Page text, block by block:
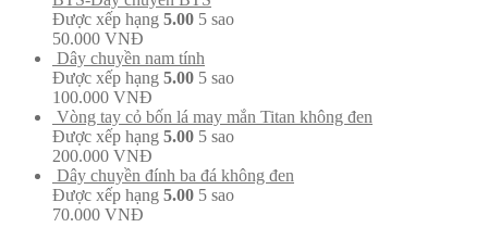
Được xếp hạng 5.00 5 sao
50.000 VNĐ
Dây chuyền nam tính
Được xếp hạng 5.00 5 sao
100.000 VNĐ
Vòng tay cỏ bốn lá may mắn Titan không đen
Được xếp hạng 5.00 5 sao
200.000 VNĐ
Dây chuyền đính ba đá không đen
Được xếp hạng 5.00 5 sao
70.000 VNĐ